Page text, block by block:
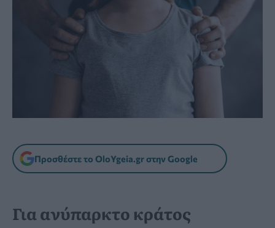
Προσθέστε το OloYgeia.gr στην Google
Για ανύπαρκτο κράτος